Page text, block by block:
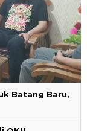
Batang Baru,